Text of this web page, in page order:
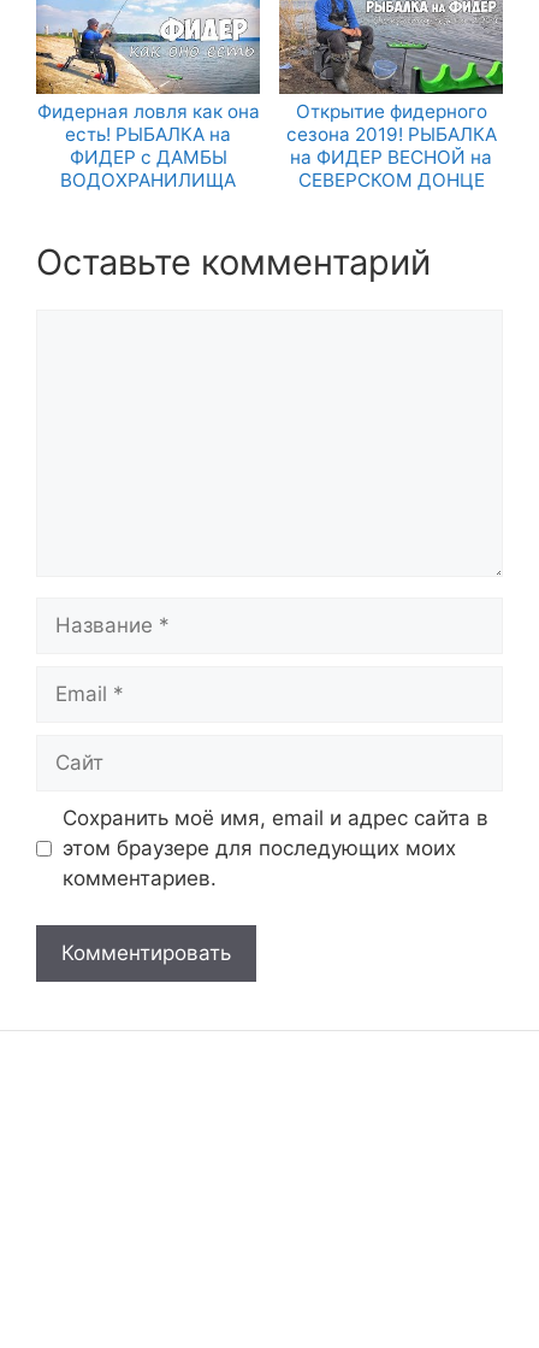
Фидерная ловля как она
есть! РЫБАЛКА на
ФИДЕР с ДАМБЫ
ВОДОХРАНИЛИЩА
Открытие фидерного
сезона 2019! РЫБАЛКА
на ФИДЕР ВЕСНОЙ на
СЕВЕРСКОМ ДОНЦЕ
Оставьте комментарий
Название
Email
Сайт
Сохранить моё имя, email и адрес сайта в
этом браузере для последующих моих
комментариев.